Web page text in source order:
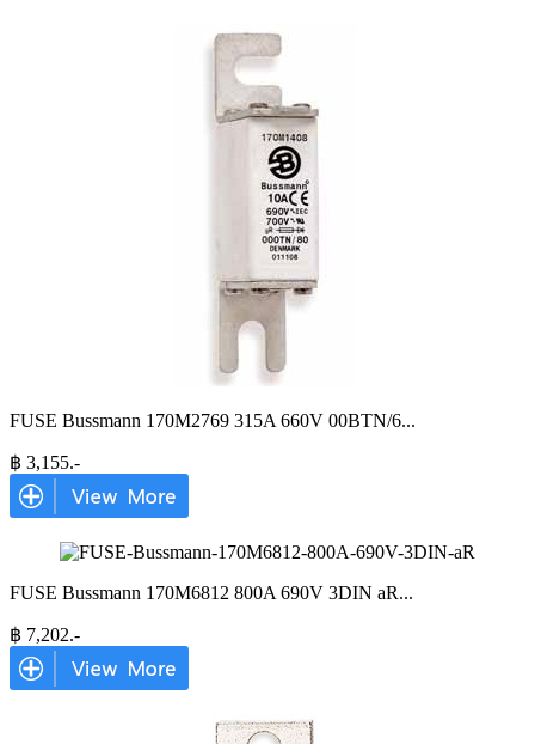
FUSE Bussmann 170M2769 315A 660V 00BTN/6...
฿ 3,155.-
FUSE Bussmann 170M6812 800A 690V 3DIN aR...
฿ 7,202.-